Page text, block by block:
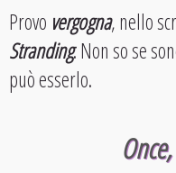
Provo vergogna, nello
Stranding. Non so se
può esserlo.